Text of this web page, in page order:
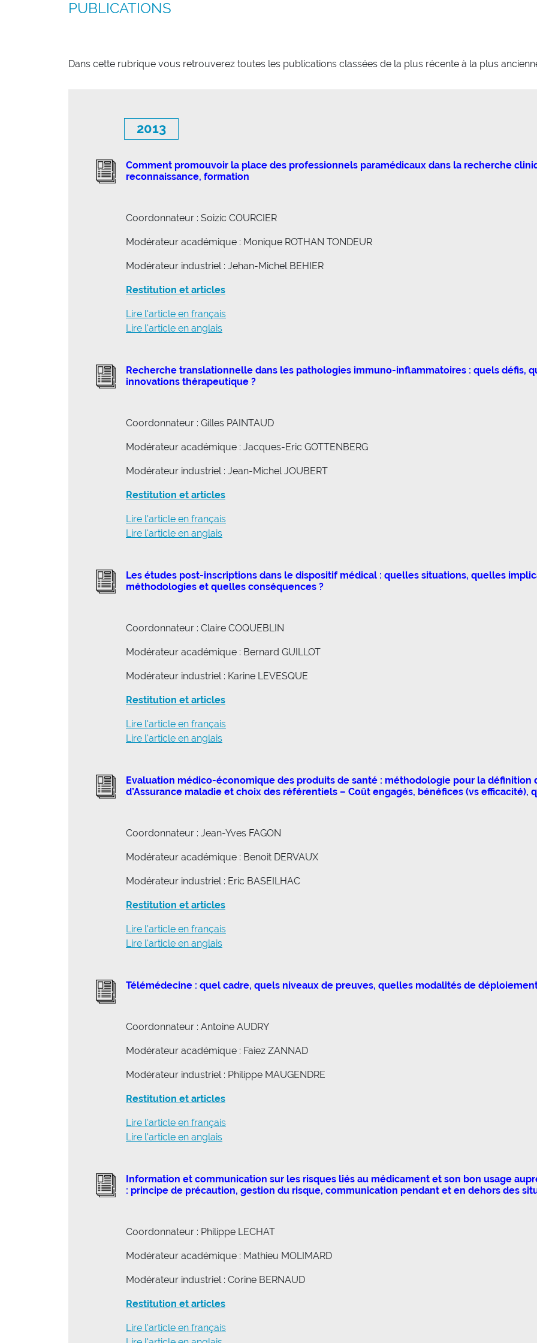
PUBLICATIONS
Dans cette rubrique vous retrouverez toutes les publications classées de la plus récente à la plus
2013
Comment promouvoir la place des professionnels paramédicaux dans la recherche
reconnaissance, formation
Coordonnateur : Soizic COURCIER
Modérateur académique : Monique ROTHAN TONDEUR
Modérateur industriel : Jehan-Michel BEHIER
Restitution et articles
Lire l'article en français
Lire l'article en anglais
Recherche translationnelle dans les pathologies immuno-inflammatoires : quels défis,
innovations thérapeutique ?
Coordonnateur : Gilles PAINTAUD
Modérateur académique : Jacques-Eric GOTTENBERG
Modérateur industriel : Jean-Michel JOUBERT
Restitution et articles
Lire l'article en français
Lire l'article en anglais
Les études post-inscriptions dans le dispositif médical : quelles situations, quelles
méthodologies et quelles conséquences ?
Coordonnateur : Claire COQUEBLIN
Modérateur académique : Bernard GUILLOT
Modérateur industriel : Karine LEVESQUE
Restitution et articles
Lire l'article en français
Lire l'article en anglais
Evaluation médico-économique des produits de santé : méthodologie pour la définition
d’Assurance maladie et choix des référentiels – Coût engagés, bénéfices (vs efficacité),
Coordonnateur : Jean-Yves FAGON
Modérateur académique : Benoit DERVAUX
Modérateur industriel : Eric BASEILHAC
Restitution et articles
Lire l'article en français
Lire l'article en anglais
Télémédecine : quel cadre, quels niveaux de preuves, quelles modalités de
Coordonnateur : Antoine AUDRY
Modérateur académique : Faiez ZANNAD
Modérateur industriel : Philippe MAUGENDRE
Restitution et articles
Lire l'article en français
Lire l'article en anglais
Information et communication sur les risques liés au médicament et son bon usage
: principe de précaution, gestion du risque, communication pendant et en dehors des
Coordonnateur : Philippe LECHAT
Modérateur académique : Mathieu MOLIMARD
Modérateur industriel : Corine BERNAUD
Restitution et articles
Lire l'article en français